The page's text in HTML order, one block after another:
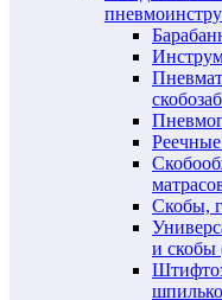
Скобы,
и скобы